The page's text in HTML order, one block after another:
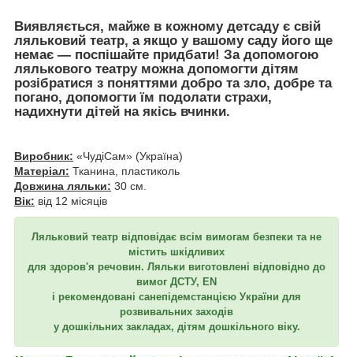
Виявляється, майже в кожному детсаду є свій
ляльковий театр, а якщо у вашому саду його ще
немає — поспішайте придбати! За допомогою
лялькового театру можна допомогти дітям
розібратися з поняттями добро та зло, добре та
погано, допомогти їм подолати страхи,
надихнути дітей на якісь вчинки.
Виробник: «ЧудіСам» (Україна)
Матеріал: Тканина, пластиколь
Довжина ляльки: 30 см.
Вік: від 12 місяців
Ляльковий театр відповідає всім вимогам безпеки та не
містить шкідливих
для здоров'я речовин. Ляльки виготовлені відповідно до
вимог ДСТУ, EN
і рекомендовані санепідемстанцією України для
розвивальних заходів
у дошкільних закладах, дітям дошкільного віку.